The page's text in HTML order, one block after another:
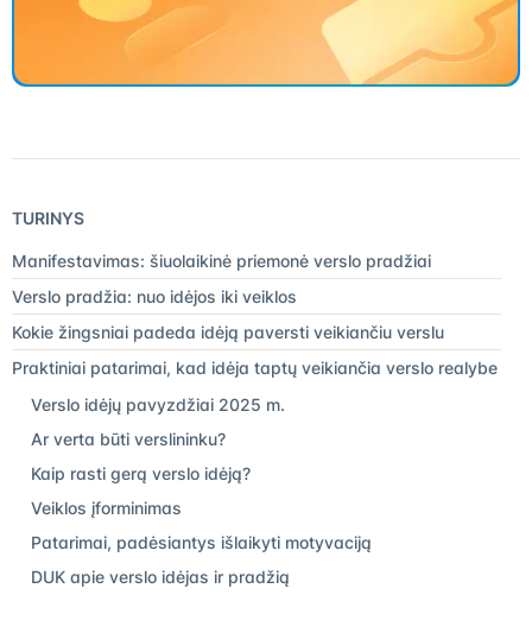
TURINYS
Manifestavimas: šiuolaikinė priemonė verslo pradžiai
Verslo pradžia: nuo idėjos iki veiklos
Kokie žingsniai padeda idėją paversti veikiančiu verslu
Praktiniai patarimai, kad idėja taptų veikiančia verslo realybe
Verslo idėjų pavyzdžiai 2025 m.
Ar verta būti verslininku?
Kaip rasti gerą verslo idėją?
Veiklos įforminimas
Patarimai, padėsiantys išlaikyti motyvaciją
DUK apie verslo idėjas ir pradžią